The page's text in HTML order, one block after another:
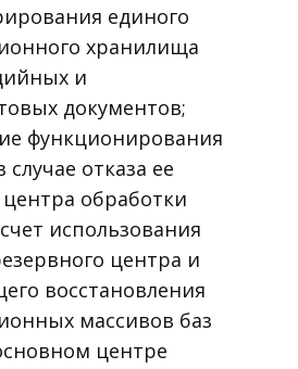
единого
хранилища
и
документов;
функционирования
отказа ее
обработки
использования
центра и
восстановления
массивов баз
центре